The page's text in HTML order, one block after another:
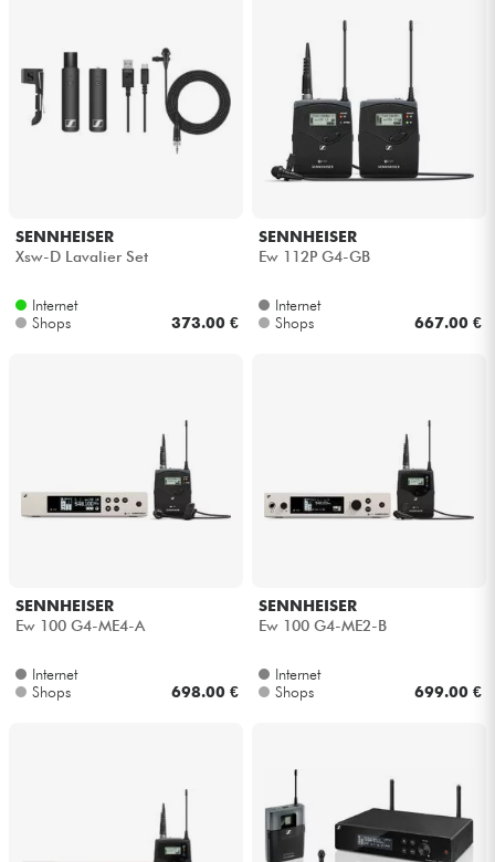
SENNHEISER
Xsw-D Lavalier Set
Internet
Shops
373.00 €
SENNHEISER
Ew 112P G4-GB
Internet
Shops
667.00 €
SENNHEISER
Ew 100 G4-ME4-A
Internet
Shops
698.00 €
SENNHEISER
Ew 100 G4-ME2-B
Internet
Shops
699.00 €